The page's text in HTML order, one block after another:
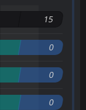
15
0
0
0